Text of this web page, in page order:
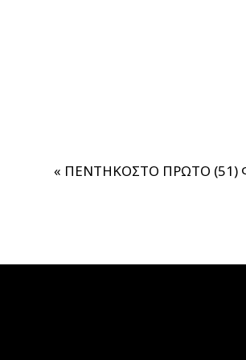
« ΠΕΝΤΗΚΟΣΤΟ ΠΡΩΤΟ (51)